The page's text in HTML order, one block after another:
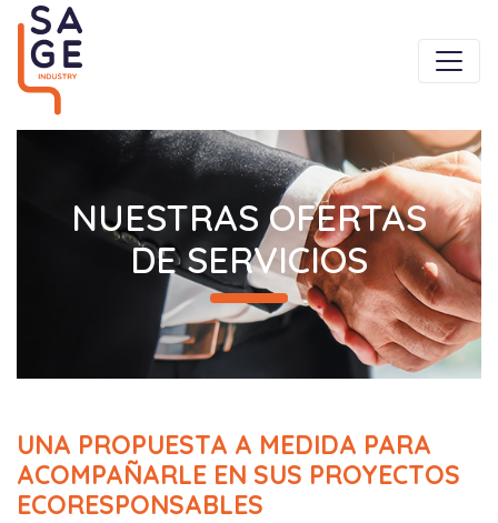
NUESTRAS OFERTAS
DE SERVICIOS
UNA PROPUESTA A MEDIDA PARA
ACOMPAÑARLE EN SUS PROYECTOS
ECORESPONSABLES